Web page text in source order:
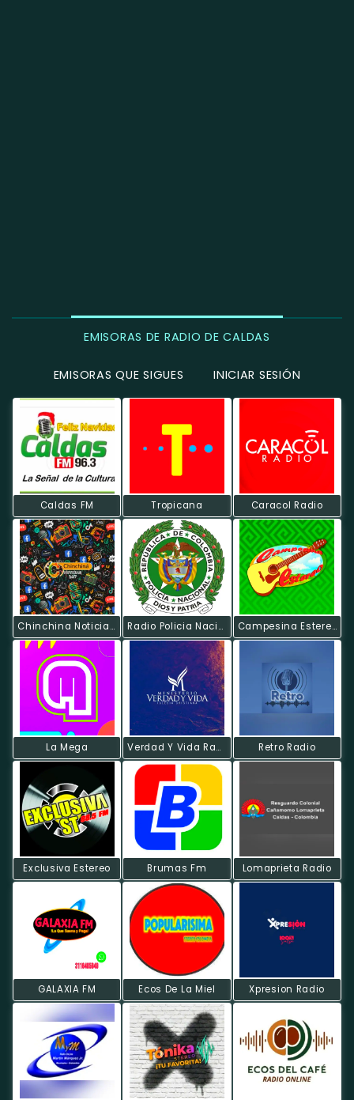
EMISORAS DE RADIO DE CALDAS
EMISORAS QUE SIGUES INICIAR SESIÓN
Caldas FM Tropicana Caracol Radio
Chinchina Noticias Radio Radio Policia Nacional Campesina Estereo
La Mega Verdad Y Vida Radio Retro Radio
Exclusiva Estereo Brumas Fm Lomaprieta Radio
GALAXIA FM Ecos De La Miel Xpresion Radio